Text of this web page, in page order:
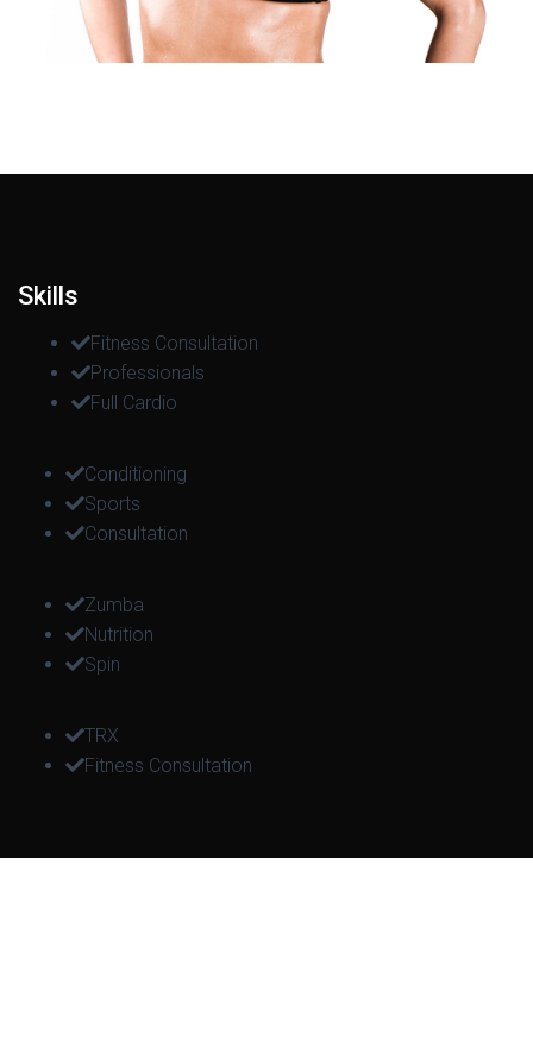
Skills
Fitness Consultation
Professionals
Full Cardio
Conditioning
Sports
Consultation
Zumba
Nutrition
Spin
TRX
Fitness Consultation